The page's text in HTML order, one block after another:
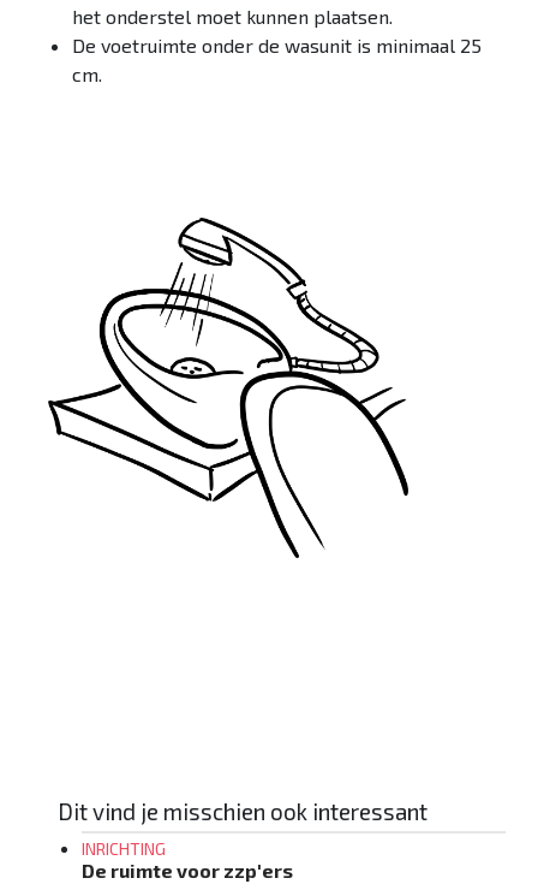
het onderstel moet kunnen plaatsen.
De voetruimte onder de wasunit is minimaal 25
cm.
Dit vind je misschien ook interessant
INRICHTING
De ruimte voor zzp'ers